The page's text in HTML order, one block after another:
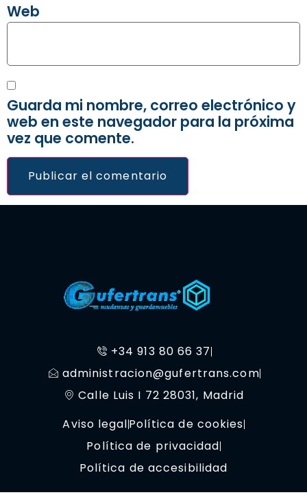
Web
Guarda mi nombre, correo electrónico y
web en este navegador para la próxima
vez que comente.
+34 913 80 66 37
administracion@gufertrans.com
Calle Luis I 72 28031, Madrid
Aviso legalPolítica de cookies
Política de privacidad
Política de accesibilidad